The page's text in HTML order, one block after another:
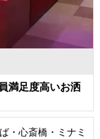
満足度高いお洒
・心斎橋・ミナミ